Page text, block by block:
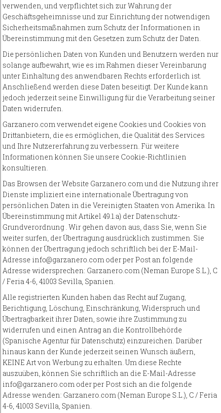
verwenden, und verpflichtet sich zur Wahrung der
Geschäftsgeheimnisse und zur Einrichtung der notwendigen
Sicherheitsmaßnahmen zum Schutz der Informationen in
Übereinstimmung mit den Gesetzen zum Schutz der Daten.
Die persönlichen Daten von Kunden und Benutzern werden nur
solange aufbewahrt, wie es im Rahmen dieser Vereinbarung
unter Einhaltung des anwendbaren Rechts erforderlich ist.
Anschließend werden diese Daten beseitigt. Der Kunde kann
jedoch jederzeit seine Einwilligung für die Verarbeitung seiner
Daten widerrufen.
Garzanero.com verwendet eigene Cookies und Cookies von
Drittanbietern, die es ermöglichen, die Qualität des Services
und Ihre Nutzererfahrung zu verbessern. Für weitere
Informationen können Sie unsere Cookie-Richtlinien
konsultieren.
Das Browsen der Website Garzanero.com und die Nutzung ihrer
Dienste impliziert eine internationale Übertragung von
persönlichen Daten in die Vereinigten Staaten von Amerika. In
Übereinstimmung mit Artikel 49.1.a) der Datenschutz-
Grundverordnung . Wir gehen davon aus, dass Sie, wenn Sie
weiter surfen, der Übertragung ausdrücklich zustimmen. Sie
können der Übertragung jedoch schriftlich bei der E-Mail-
Adresse info@garzanero.com oder per Post an folgende
Adresse widersprechen: Garzanero.com (Neman Europe S.L.), C
/ Feria 4-6, 41003 Sevilla, Spanien.
Alle registrierten Kunden haben das Recht auf Zugang,
Berichtigung, Löschung, Einschränkung, Widerspruch und
Übertragbarkeit ihrer Daten, sowie ihre Zustimmung zu
widerrufen und einen Antrag an die Kontrollbehörde
(Spanische Agentur für Datenschutz) einzureichen. Darüber
hinaus kann der Kunde jederzeit seinen Wunsch äußern,
KEINE Art von Werbung zu erhalten. Um diese Rechte
auszuüben, können Sie schriftlich an die E-Mail-Adresse
info@garzanero.com oder per Post sich an die folgende
Adresse wenden: Garzanero.com (Neman Europe S.L.), C / Feria
4-6, 41003 Sevilla, Spanien.